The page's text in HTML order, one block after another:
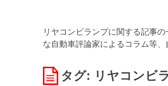
リヤコンビランプに関する記事
な自動車評論家によるコラム等
タグ: リヤコンビ